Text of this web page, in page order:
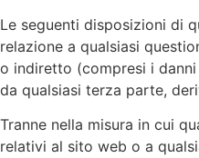
Le seguenti disposizioni di
relazione a qualsiasi
o indiretto (compresi i
da qualsiasi terza parte,
Tranne nella misura in cui
relativi al sito web o a